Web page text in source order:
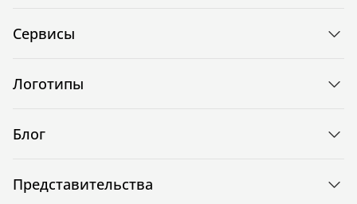
Сервисы
Логотипы
Блог
Представительства